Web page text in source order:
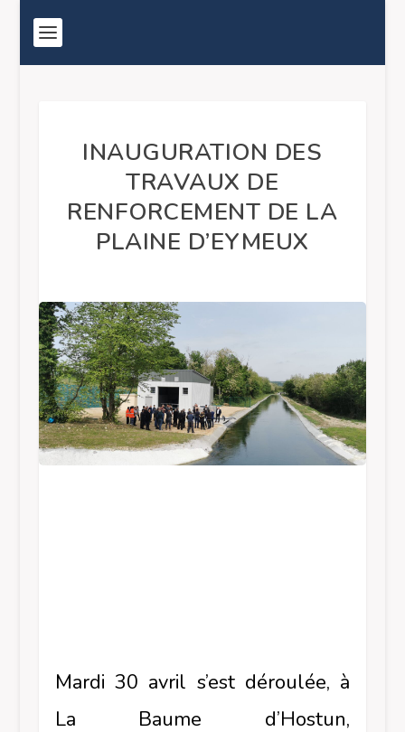
INAUGURATION DES
TRAVAUX DE
RENFORCEMENT DE LA
PLAINE D’EYMEUX
Mardi 30 avril s’est déroulée, à
La Baume d’Hostun,